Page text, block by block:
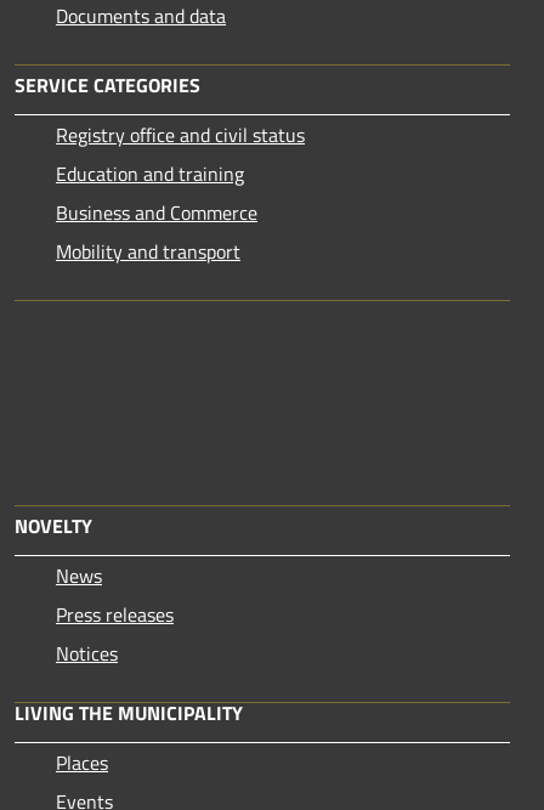
Documents and data
SERVICE CATEGORIES
Registry office and civil status
Education and training
Business and Commerce
Mobility and transport
NOVELTY
News
Press releases
Notices
LIVING THE MUNICIPALITY
Places
Events